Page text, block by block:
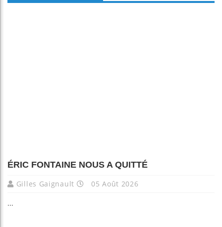
ÉRIC FONTAINE NOUS A QUITTÉ
Gilles Gaignault 05 Août 2026
...